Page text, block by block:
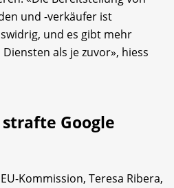
und -verkäufer ist
und es gibt mehr
als je zuvor», hiess
Google
Kommission, Teresa Ribera,